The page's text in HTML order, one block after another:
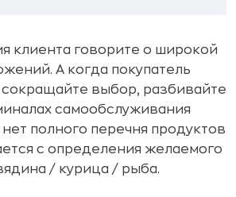
клиента говорите о широкой
А когда покупатель
выбор, разбивайте
самообслуживания
полного перечня продуктов
с определения желаемого
/ курица / рыба.